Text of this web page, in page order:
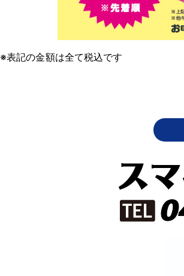
※表記の金額は全て税込です